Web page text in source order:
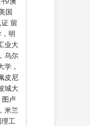
国
留
明
业大
乌尔
学，
皮尼
城大
图卢
米兰
理工